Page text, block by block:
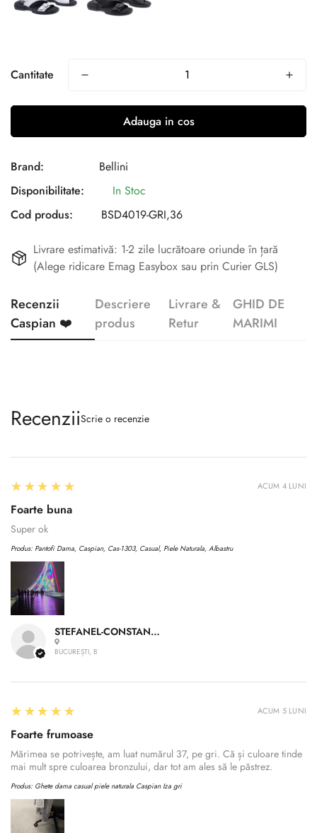
Cantitate
Adauga in cos
Brand:
Bellini
Disponibilitate:
In Stoc
Cod produs:
BSD4019-GRI,36
Livrare estimativă: 1-2 zile lucrătoare oriunde în țară
(Alege ridicare Emag Easybox sau prin Curier GLS)
Recenzii
Caspian ❤️
Descriere
produs
Livrare &
Retur
GHID DE
MARIMI
RecenziiScrie o recenzie
STEFANEL-CONSTANTIN A.
BUCUREȘTI, B
5
★★★★★
Foarte buna
Super ok
Produs: Pantofi Dama, Caspian, Cas-1303, Casual, Piele Naturala, Albastru
ACUM 4 LUNI
5
★★★★★
Foarte frumoase
Mărimea se potrivește, am luat numărul 37, pe gri. Că și culoare tinde
mai mult spre culoarea bronzului, dar tot am ales să le păstrez.
Produs: Ghete dama casual piele naturala Caspian Iza gri
ACUM 5 LUNI